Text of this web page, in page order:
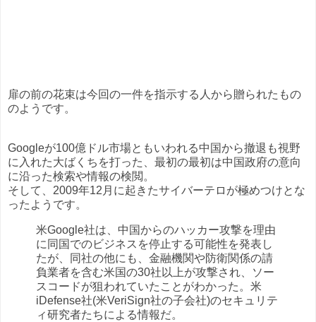
扉の前の花束は今回の一件を指示する人から贈られたもの
のようです。
Googleが100億ドル市場ともいわれる中国から撤退も視野
に入れた大ばくちを打った、最初の最初は中国政府の意向
に沿った検索や情報の検閲。
そして、2009年12月に起きたサイバーテロが極めつけとな
ったようです。
米Google社は、中国からのハッカー攻撃を理由
に同国でのビジネスを停止する可能性を発表し
たが、同社の他にも、金融機関や防衛関係の請
負業者を含む米国の30社以上が攻撃され、ソー
スコードが狙われていたことがわかった。米
iDefense社(米VeriSign社の子会社)のセキュリテ
ィ研究者たちによる情報だ。